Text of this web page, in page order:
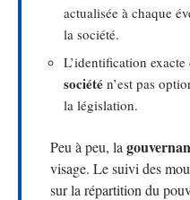
actualisée à chaque
la société.
L’identification exacte
société n’est pas
la législation.
Peu à peu, la
visage. Le suivi des
sur la répartition du